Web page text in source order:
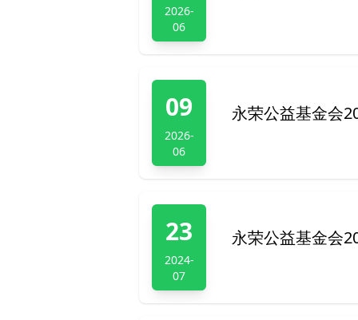
2026-
06
2026-
06
09 永荣公益基金会
2024-
07
23 永荣公益基金会